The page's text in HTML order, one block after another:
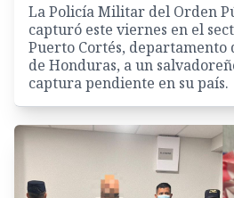
La Policía Militar del Orden
capturó este viernes en el
Puerto Cortés, departamento
de Honduras, a un
captura pendiente en su país.